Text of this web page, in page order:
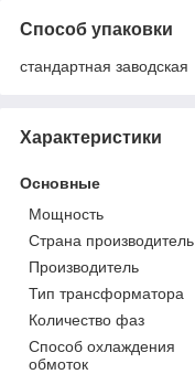
Способ упаковки
стандартная заводская
Характеристики
Основные
Мощность
Страна производитель
Производитель
Тип трансформатора
Количество фаз
Способ охлаждения
обмоток